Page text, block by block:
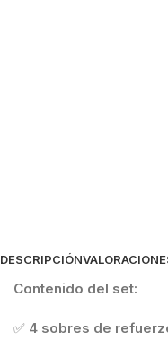
DESCRIPCIÓN
Contenido del set:
✅ 4 sobres de